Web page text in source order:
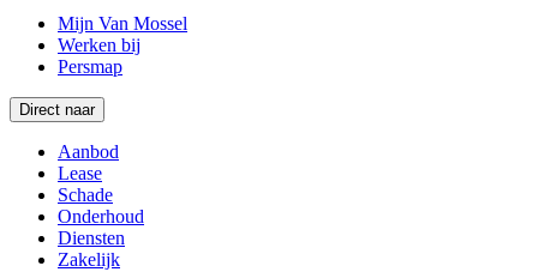
Mijn Van Mossel
Werken bij
Persmap
Direct naar
Aanbod
Lease
Schade
Onderhoud
Diensten
Zakelijk